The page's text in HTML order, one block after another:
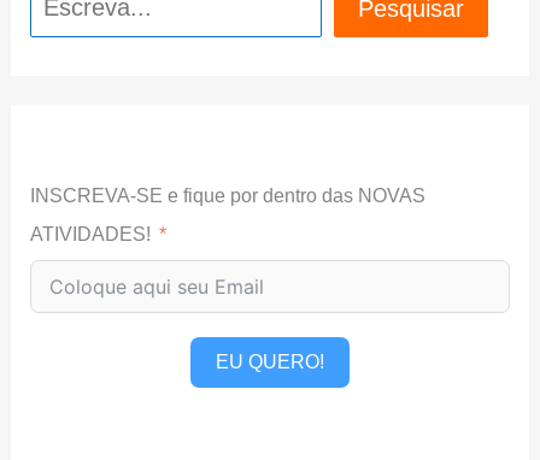
Pesquisar
INSCREVA-SE e fique por dentro das NOVAS
ATIVIDADES!
EU QUERO!